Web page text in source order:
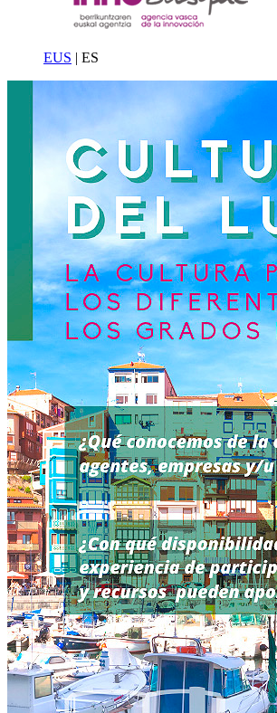
EUS | ES